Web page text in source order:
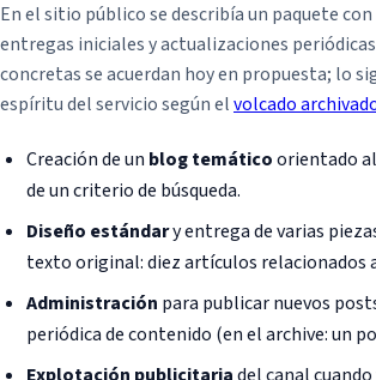
Blog SEO Express
Vídeo marketing
Android
iOS
Smart TV
Sistema de geolocalización
Apps para abogados
Recuperación de dominios
Hosting SEO
Hosting Profesional Linux
En el sitio público se describía un paquete
entregas iniciales y actualizaciones
concretas se acuerdan hoy en propuesta; lo
espíritu del servicio según elvolcado
Creación de un blog temáticoorientado
de un criterio de búsqueda.
Diseño estándary entrega de varias
texto original: diez artículos relacionados
Administración para publicar nuevos
periódica de contenido (en el archive: un